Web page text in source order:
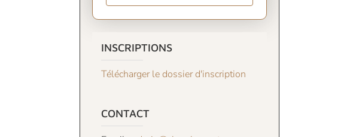
INSCRIPTIONS
Télécharger le dossier d'inscription
CONTACT